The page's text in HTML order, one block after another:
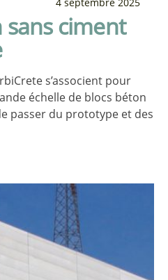
sans ciment
s’associent pour
échelle de blocs béton
passer du prototype et des